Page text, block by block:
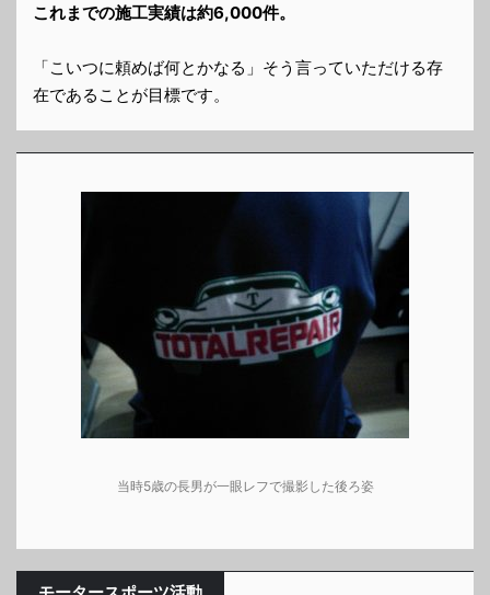
これまでの施工実績は約6,000件。
「こいつに頼めば何とかなる」そう言っていただける存
在であることが目標です。
当時5歳の長男が一眼レフで撮影した後ろ姿